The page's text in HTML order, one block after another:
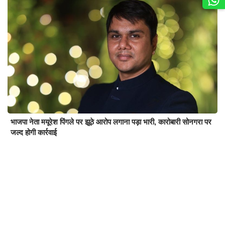
भाजपा नेता मयूरेश पिंगले पर झूठे आरोप लगाना पड़ा भारी, कारोबारी सोनगरा पर
जल्द होगी कार्रवाई